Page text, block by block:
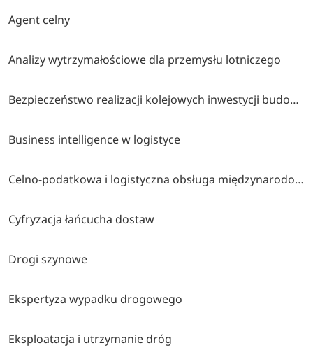
Agent celny
Analizy wytrzymałościowe dla przemysłu lotniczego
Bezpieczeństwo realizacji kolejowych inwestycji budowlanych
Business intelligence w logistyce
Celno-podatkowa i logistyczna obsługa międzynarodowego obrotu towarowego
Cyfryzacja łańcucha dostaw
Drogi szynowe
Ekspertyza wypadku drogowego
Eksploatacja i utrzymanie dróg